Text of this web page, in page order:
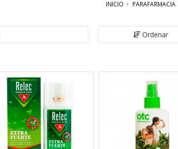
INICIO PARAFARMACIA
Ordenar